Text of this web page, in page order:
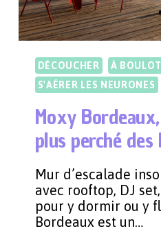
DÉCOUCHER À
S'AÉRER LES NEURONES
Moxy
plus perché des
Mur d’escalade
avec rooftop, DJ
pour y dormir ou y
Bordeaux est un…